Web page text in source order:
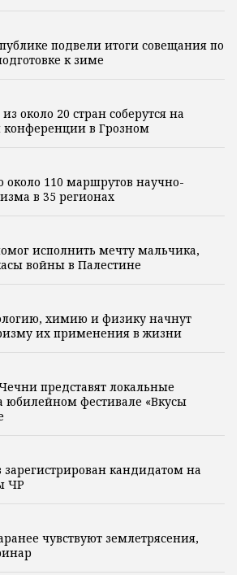
подвели итоги совещания по
к зиме
около 20 стран соберутся на
в Грозном
около 110 маршрутов научно-
в 35 регионах
исполнить мечту мальчика,
войны в Палестине
химию и физику начнут
их применения в жизни
представят локальные
юбилейном фестивале «Вкусы
кандидатом на
ЧР
чувствуют землетрясения,